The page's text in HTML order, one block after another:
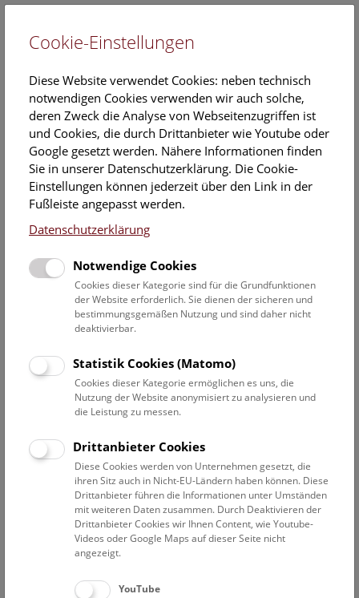
EN
Veranstaltungskalender
Informationen zu Gruppen,- Kindergarten- und
Schulprogrammen finden Siehier
Datumsfilter
11.9.2024
Datum auswählen
Erweiterte Suche
Filter zurücksetzen
11. September 2024
Bisher keine Ergebnisse. Dienstags ist das NHM Wien
in der Regel geschlossen. Ausnahmen finden sie
Cookie-Einstellungen
Diese Website verwendet Cookies: neben technisch
notwendigen Cookies verwenden wir auch solche,
deren Zweck die Analyse von Webseitenzugriffen ist
und Cookies, die durch Drittanbieter wie Youtube oder
Google gesetzt werden. Nähere Informationen finden
Sie in unserer Datenschutzerklärung. Die Cookie-
Einstellungen können jederzeit über den Link in der
Fußleiste angepasst werden.
Datenschutzerklärung
Notwendige Cookies
Cookies dieser Kategorie sind für die Grundfunktionen
der Website erforderlich. Sie dienen der sicheren und
bestimmungsgemäßen Nutzung und sind daher nicht
deaktivierbar.
Statistik Cookies (Matomo)
Cookies dieser Kategorie ermöglichen es uns, die
Nutzung der Website anonymisiert zu analysieren und
die Leistung zu messen.
Drittanbieter Cookies
Diese Cookies werden von Unternehmen gesetzt, die
ihren Sitz auch in Nicht-EU-Ländern haben können. Diese
Drittanbieter führen die Informationen unter Umständen
mit weiteren Daten zusammen. Durch Deaktivieren der
Drittanbieter Cookies wir Ihnen Content, wie Youtube-
Videos oder Google Maps auf dieser Seite nicht
angezeigt.
YouTube